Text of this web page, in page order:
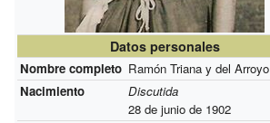
Datos personales
Nombre completo Ramón Triana y del Arroyo
Nacimiento
Discutida
28 de junio de 1902